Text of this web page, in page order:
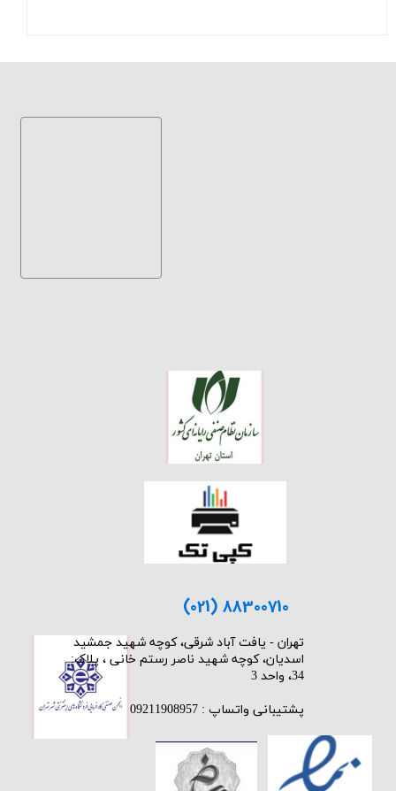
(021) 88300710
​تهران - یافت آباد شرقی، کوچه شهید جمشید
اسدیان، کوچه شهید ناصر رستم خانی ، پلاک:
34، واحد 3
پشتیبانی واتساپ : 09211908957